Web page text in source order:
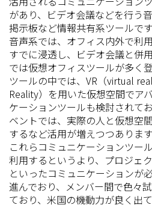
があり、ビデオ会議などを行う
掲示板など情報共有系ツールです
音声系では、オフィス内外で利
すでに浸透し、ビデオ会議と併
では仮想オフィスツールが多く
ツールの中では、VR（virtual
Reality）を用いた仮想空間でア
ケーションツールも検討されて
ベントでは、実際の人と仮想空
するなど活用が増えつつあります
これらコミュニケーションツー
利用するというより、プロジェ
といったコミュニケーションが
進んでおり、メンバー間で色々
ており、米国の機動力が良く出